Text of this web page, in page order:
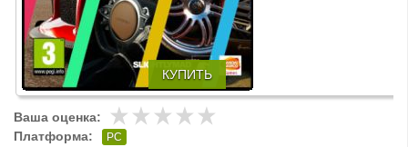
КУПИТЬ
Ваша оценка:
Платформа:
PC